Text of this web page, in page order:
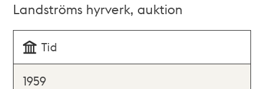
Landströms hyrverk, auktion
Tid
1959